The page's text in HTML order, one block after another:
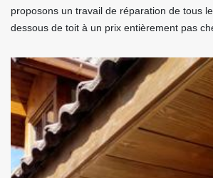
proposons un travail de réparation de tous
dessous de toit à un prix entièrement pas